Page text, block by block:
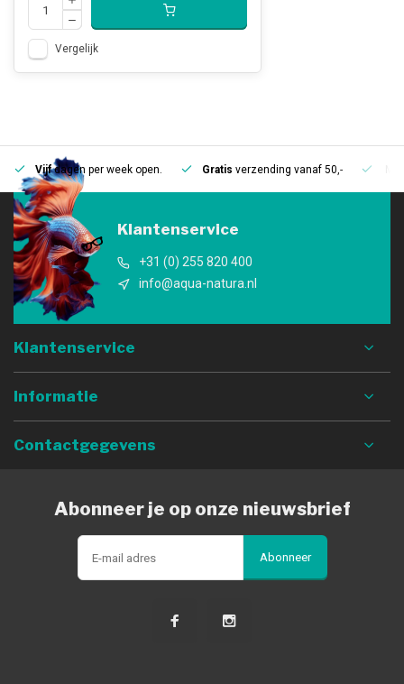
Vergelijk
Vijfdagen per week open. Gratis verzending vanaf 50,-
Klantenservice
+31 (0) 255 820 400
info@aqua-natura.nl
Klantenservice
Informatie
Contactgegevens
Abonneer je op onze nieuwsbrief
Abonneer